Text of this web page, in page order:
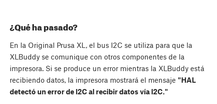
¿Qué ha pasado?
En la Original Prusa XL, el bus I2C se utiliza para que la
XLBuddy se comunique con otros componentes de la
impresora. Si se produce un error mientras la XLBuddy está
recibiendo datos, la impresora mostrará el mensaje "HAL
detectó un error de I2C al recibir datos vía I2C."